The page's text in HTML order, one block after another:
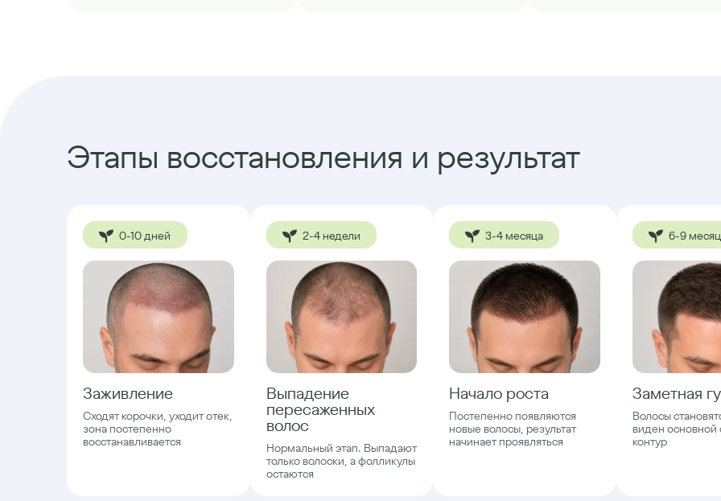
Этапы восстановления и результат
0-10 дней
Заживление
Сходят корочки, уходит отек,
зона постепенно
восстанавливается
2-4 недели
Выпадение
пересаженных
волос
Нормальный этап. Выпадают
только волоски, а фолликулы
остаются
3-4 месяца
Начало роста
Постепенно появляются
новые волосы, результат
начинает проявляться
6-9
Заметная
Волосы
виден основной
контур